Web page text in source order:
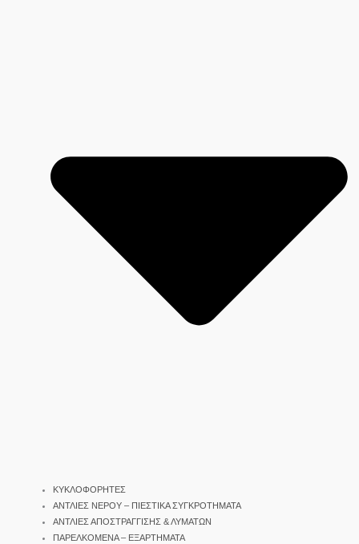
ΚΥΚΛΟΦΟΡΗΤΕΣ
ΑΝΤΛΙΕΣ ΝΕΡΟΥ – ΠΙΕΣΤΙΚΑ ΣΥΓΚΡΟΤΗΜΑΤΑ
ΑΝΤΛΙΕΣ ΑΠΟΣΤΡΑΓΓΙΣΗΣ & ΛΥΜΑΤΩΝ
ΠΑΡΕΛΚΟΜΕΝΑ – ΕΞΑΡΤΗΜΑΤΑ